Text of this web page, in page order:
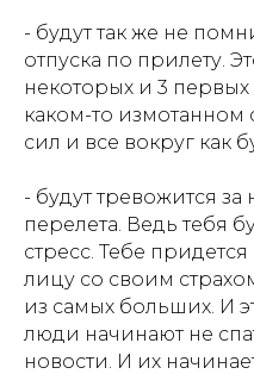
- будут так же не
отпуска по прилету.
некоторых и 3
каком-то измотанном
сил и все вокруг как
- будут тревожится
перелета. Ведь тебя
стресс. Тебе
лицу со своим
из самых больших. И
люди начинают не
новости. И их